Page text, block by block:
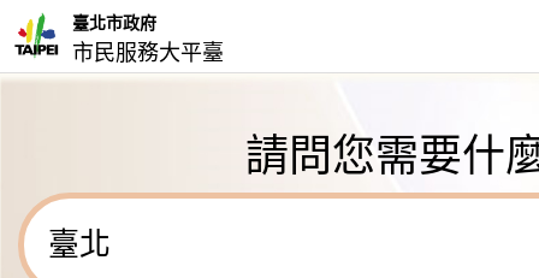
臺北市政府
市民服務大平臺
請問您需要什